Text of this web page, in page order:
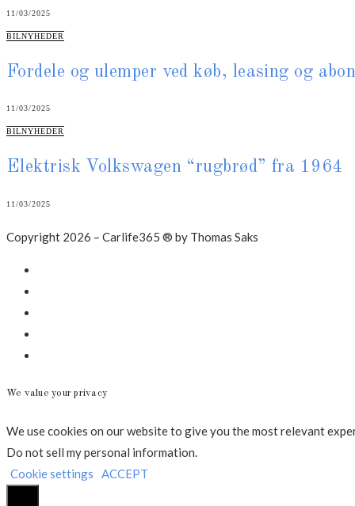
11/03/2025
CATEGORIES
BILNYHEDER
Fordele og ulemper ved køb, leasing og
11/03/2025
CATEGORIES
BILNYHEDER
Elektrisk Volkswagen “rugbrød” fra 1964
11/03/2025
Copyright 2026 – Carlife365 ® by Thomas Saks
We value your privacy
We use cookies on our website to give you the most relevant
Do not sell my personal information.
Cookie settings
ACCEPT